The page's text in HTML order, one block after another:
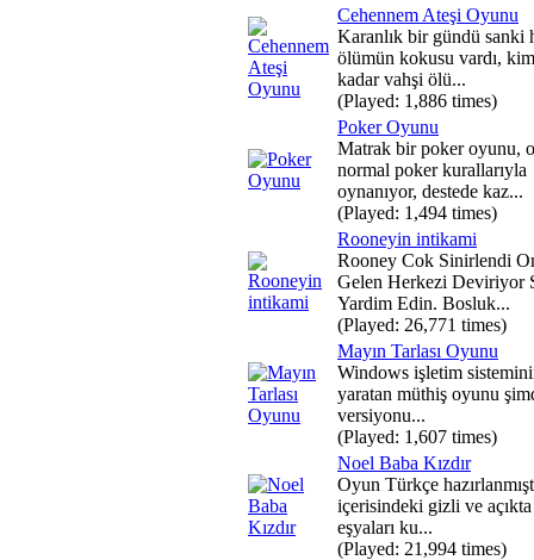
Cehennem Ateşi Oyunu
Karanlık bir gündü sanki
ölümün kokusu vardı,
kadar vahşi ölü...
(Played: 1,886 times)
Poker Oyunu
Matrak bir poker oyunu,
normal poker kurallarıyla
oynanıyor, destede kaz...
(Played: 1,494 times)
Rooneyin intikami
Rooney Cok Sinirlendi
Gelen Herkezi Deviriyor
Yardim Edin. Bosluk...
(Played: 26,771 times)
Mayın Tarlası Oyunu
Windows işletim
yaratan müthiş oyunu
versiyonu...
(Played: 1,607 times)
Noel Baba Kızdır
Oyun Türkçe
içerisindeki gizli ve
eşyaları ku...
(Played: 21,994 times)